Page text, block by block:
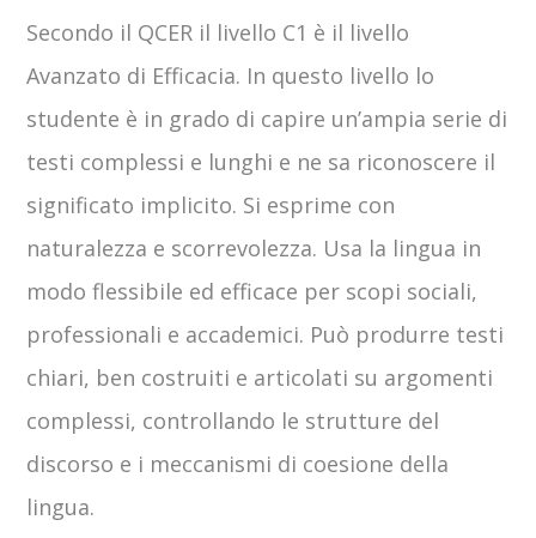
Secondo il QCER il livello C1 è il livello
Avanzato di Efficacia. In questo livello lo
studente è in grado di capire un’ampia serie di
testi complessi e lunghi e ne sa riconoscere il
significato implicito. Si esprime con
naturalezza e scorrevolezza. Usa la lingua in
modo flessibile ed efficace per scopi sociali,
professionali e accademici. Può produrre testi
chiari, ben costruiti e articolati su argomenti
complessi, controllando le strutture del
discorso e i meccanismi di coesione della
lingua.